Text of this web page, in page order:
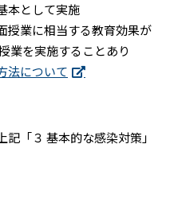
本として実施
授業に相当する教育効果が
業を実施することあり
法について
「３ 基本的な感染対策」